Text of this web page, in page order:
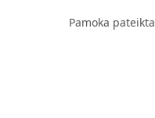
Pamoka pateikta